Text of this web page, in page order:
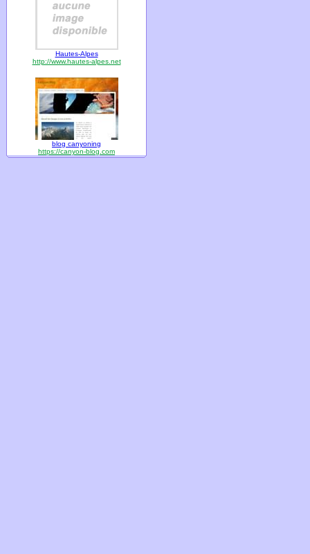
Hautes-Alpes
http://www.hautes-alpes.net
blog canyoning
https://canyon-blog.com